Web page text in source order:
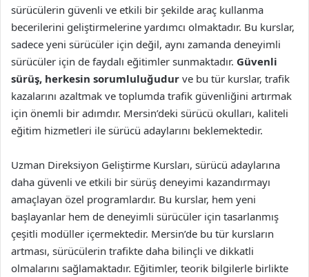
sürücülerin güvenli ve etkili bir şekilde araç kullanma
becerilerini geliştirmelerine yardımcı olmaktadır. Bu kurslar,
sadece yeni sürücüler için değil, aynı zamanda deneyimli
sürücüler için de faydalı eğitimler sunmaktadır. Güvenli
sürüş, herkesin sorumluluğudur ve bu tür kurslar, trafik
kazalarını azaltmak ve toplumda trafik güvenliğini artırmak
için önemli bir adımdır. Mersin’deki sürücü okulları, kaliteli
eğitim hizmetleri ile sürücü adaylarını beklemektedir.
Uzman Direksiyon Geliştirme Kursları, sürücü adaylarına
daha güvenli ve etkili bir sürüş deneyimi kazandırmayı
amaçlayan özel programlardır. Bu kurslar, hem yeni
başlayanlar hem de deneyimli sürücüler için tasarlanmış
çeşitli modüller içermektedir. Mersin’de bu tür kursların
artması, sürücülerin trafikte daha bilinçli ve dikkatli
olmalarını sağlamaktadır. Eğitimler, teorik bilgilerle birlikte